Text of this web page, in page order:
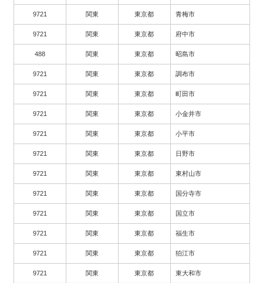
9721 関東 東京都 青梅市
9721 関東 東京都 府中市
488 関東 東京都 昭島市
9721 関東 東京都 調布市
9721 関東 東京都 町田市
9721 関東 東京都 小金井市
9721 関東 東京都 小平市
9721 関東 東京都 日野市
9721 関東 東京都 東村山市
9721 関東 東京都 国分寺市
9721 関東 東京都 国立市
9721 関東 東京都 福生市
9721 関東 東京都 狛江市
9721 関東 東京都 東大和市